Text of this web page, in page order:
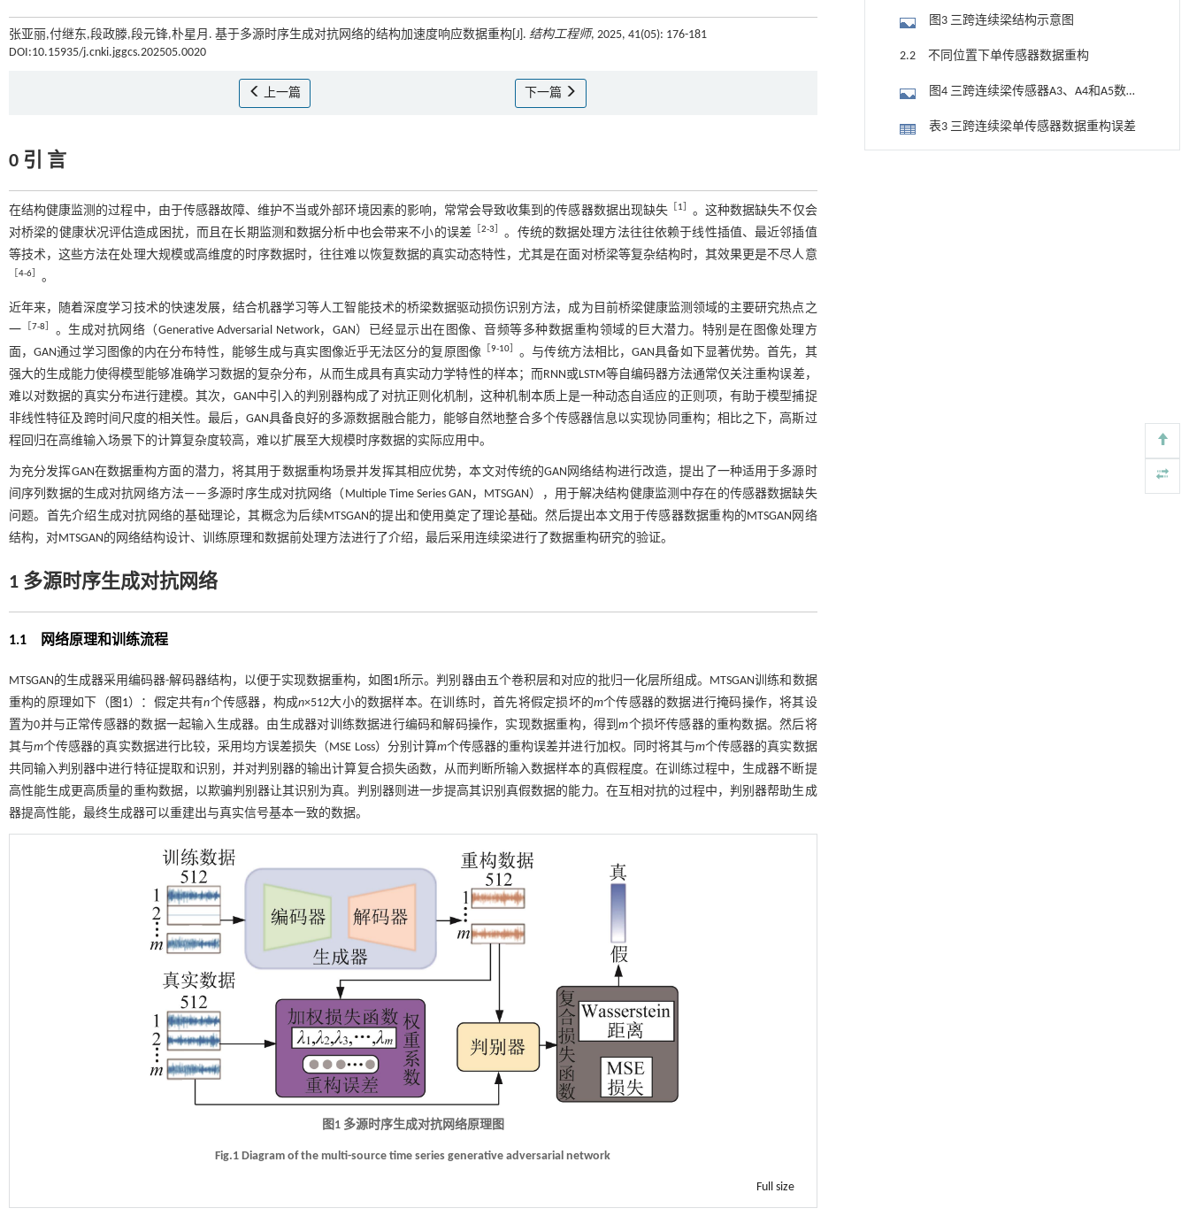
张亚丽,付继东,段政滕,段元锋,朴星月. 基于多源时序生成对抗网络的结构加速度响应数据重构[J]. 结构工程师, 2025, 41(05): 176-181
DOI:10.15935/j.cnki.jggcs.202505.0020
上一篇 下一篇
0 引 言
在结构健康监测的过程中，由于传感器故障、维护不当或外部环境因素的影响，常常会导致收集到的传感器数据出现缺失 1
。这种数据缺失不仅会
对桥梁的健康状况评估造成困扰，而且在长期监测和数据分析中也会带来不小的误差 ［2-3
。传统的数据处理方法往往依赖于线性插值、最近邻插值
等技术，这些方法在处理大规模或高维度的时序数据时，往往难以恢复数据的真实动态特性，尤其是在面对桥梁等复杂结构时，其效果更是不尽人意
4-6 。
近年来，随着深度学习技术的快速发展，结合机器学习等人工智能技术的桥梁数据驱动损伤识别方法，成为目前桥梁健康监测领域的主要研究热点之
一
7-8
。生成对抗网络（Generative Adversarial Network，GAN）已经显示出在图像、音频等多种数据重构领域的巨大潜力。特别是在图像处理方
面，GAN通过学习图像的内在分布特性，能够生成与真实图像近乎无法区分的复原图像 ［9-10
。与传统方法相比，GAN具备如下显著优势。首先，其
强大的生成能力使得模型能够准确学习数据的复杂分布，从而生成具有真实动力学特性的样本；而RNN或LSTM等自编码器方法通常仅关注重构误差，
难以对数据的真实分布进行建模。其次，GAN中引入的判别器构成了对抗正则化机制，这种机制本质上是一种动态自适应的正则项，有助于模型捕捉
非线性特征及跨时间尺度的相关性。最后，GAN具备良好的多源数据融合能力，能够自然地整合多个传感器信息以实现协同重构；相比之下，高斯过
程回归在高维输入场景下的计算复杂度较高，难以扩展至大规模时序数据的实际应用中。
为充分发挥GAN在数据重构方面的潜力，将其用于数据重构场景并发挥其相应优势，本文对传统的GAN网络结构进行改造，提出了一种适用于多源时
间序列数据的生成对抗网络方法——多源时序生成对抗网络（Multiple Time Series GAN，MTSGAN），用于解决结构健康监测中存在的传感器数据缺失
问题。首先介绍生成对抗网络的基础理论，其概念为后续MTSGAN的提出和使用奠定了理论基础。然后提出本文用于传感器数据重构的MTSGAN网络
结构，对MTSGAN的网络结构设计、训练原理和数据前处理方法进行了介绍，最后采用连续梁进行了数据重构研究的验证。
1 多源时序生成对抗网络
1.1 网络原理和训练流程
MTSGAN的生成器采用编码器-解码器结构，以便于实现数据重构，如 图1所示。判别器由五个卷积层和对应的批归一化层所组成。MTSGAN训练和数据
重构的原理如下（ 图1）：假定共有n个传感器，构成n×512大小的数据样本。在训练时，首先将假定损坏的m个传感器的数据进行掩码操作，将其设
置为0并与正常传感器的数据一起输入生成器。由生成器对训练数据进行编码和解码操作，实现数据重构，得到m个损坏传感器的重构数据。然后将
其与m个传感器的真实数据进行比较，采用均方误差损失（MSE Loss）分别计算m个传感器的重构误差并进行加权。同时将其与m个传感器的真实数据
共同输入判别器中进行特征提取和识别，并对判别器的输出计算复合损失函数，从而判断所输入数据样本的真假程度。在训练过程中，生成器不断提
高性能生成更高质量的重构数据，以欺骗判别器让其识别为真。判别器则进一步提高其识别真假数据的能力。在互相对抗的过程中，判别器帮助生成
器提高性能，最终生成器可以重建出与真实信号基本一致的数据。
图1 多源时序生成对抗网络原理图
Fig.1 Diagram of the multi-source time series generative adversarial network
Full size
图3 三跨连续梁结构示意图
2.2 不同位置下单传感器数据重构
图4 三跨连续梁传感器A3、A4和A5数据
表3 三跨连续梁单传感器数据重构误差